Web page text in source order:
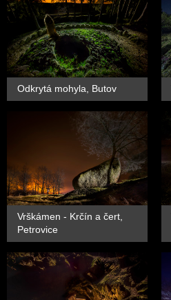
Odkrytá mohyla, Butov
Vrškámen - Krčín a čert,
Petrovice